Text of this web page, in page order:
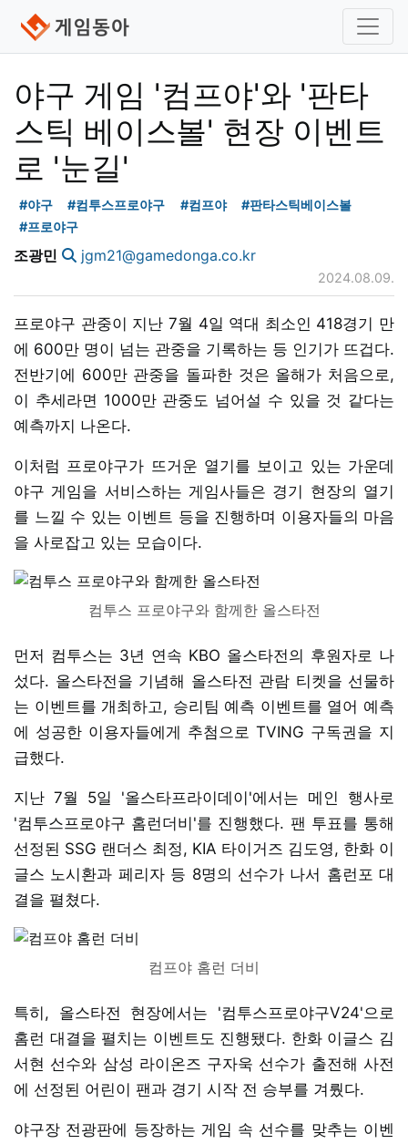
야구 게임 '컴프야'와 '판타
스틱 베이스볼' 현장 이벤트
로 '눈길'
#야구 #컴투스프로야구 #컴프야
#판타스틱베이스볼
#프로야구
조광민 jgm21@gamedonga.co.kr
2024.08.09.
프로야구 관중이 지난 7월 4일 역대 최소인 418경기 만
에 600만 명이 넘는 관중을 기록하는 등 인기가 뜨겁다.
전반기에 600만 관중을 돌파한 것은 올해가 처음으로,
이 추세라면 1000만 관중도 넘어설 수 있을 것 같다는
예측까지 나온다.
이처럼 프로야구가 뜨거운 열기를 보이고 있는 가운데
야구 게임을 서비스하는 게임사들은 경기 현장의 열기
를 느낄 수 있는 이벤트 등을 진행하며 이용자들의 마음
을 사로잡고 있는 모습이다.
컴투스 프로야구와 함께한 올스타전
먼저 컴투스는 3년 연속 KBO 올스타전의 후원자로 나
섰다. 올스타전을 기념해 올스타전 관람 티켓을 선물하
는 이벤트를 개최하고, 승리팀 예측 이벤트를 열어 예측
에 성공한 이용자들에게 추첨으로 TVING 구독권을 지
급했다.
지난 7월 5일 '올스타프라이데이'에서는 메인 행사로
'컴투스프로야구 홈런더비'를 진행했다. 팬 투표를 통해
선정된 SSG 랜더스 최정, KIA 타이거즈 김도영, 한화 이
글스 노시환과 페리자 등 8명의 선수가 나서 홈런포 대
결을 펼쳤다.
컴프야 홈런 더비
특히, 올스타전 현장에서는 '컴투스프로야구V24'으로
홈런 대결을 펼치는 이벤트도 진행됐다. 한화 이글스 김
서현 선수와 삼성 라이온즈 구자욱 선수가 출전해 사전
에 선정된 어린이 팬과 경기 시작 전 승부를 겨뤘다.
야구장 전광판에 등장하는 게임 속 선수를 맞추는 이벤